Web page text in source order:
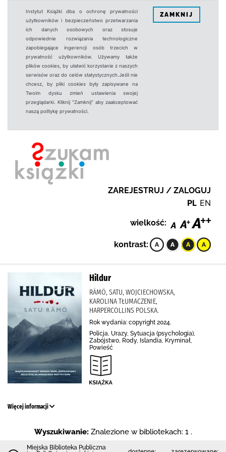
Instytut Książki dba o ochronę prywatności
użytkowników i bezpieczeństwo przetwarzania
ich danych osobowych oraz stosuje
odpowiednie rozwiązania technologiczne
zapobiegające ingerencji osób trzecich w
prywatność użytkowników. Używamy także
plików cookies, by ułatwić korzystanie z naszych
serwisów oraz do celów statystycznych.Jeśli nie
chcesz, by pliki cookies były zapisywane na
Twoim dysku zmień ustawienia swojej
przeglądarki. Kliknij "Zamknij" aby zaakceptować
naszą politykę prywatności.
ZAMKNIJ
ZAREJESTRUJ / ZALOGUJ
PL EN
wielkość:
kontrast:
Hildur
RÄMÖ, SATU, WOJCIECHOWSKA,
KAROLINA TŁUMACZENIE,
HARPERCOLLINS POLSKA.
Rok wydania: copyright 2024.
Policja, Urazy, Sytuacja (psychologia),
Zabójstwo, Rody, Islandia, Kryminał,
Powieść
Więcej informacji
Wyszukiwanie: Znalezione w bibliotekach: 1 .
Miejska Biblioteka Publiczna